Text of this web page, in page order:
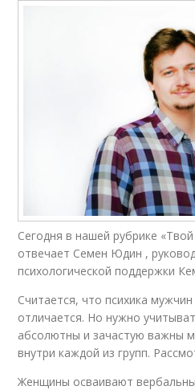
Сегодня в нашей рубрике
отвечает Семен Юдин ,
психологической поддержки
Считается, что психика
отличается. Но нужно
абсолютны и зачастую важны
внутри каждой из групп.
Женщины осваивают